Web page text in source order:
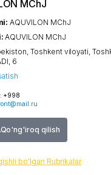
MChJ
+998
qilish
bo'lgan Rubrikalar
AQUVILON MChJ
AQUVILON MChJ
Toshkent viloyati,
, 6